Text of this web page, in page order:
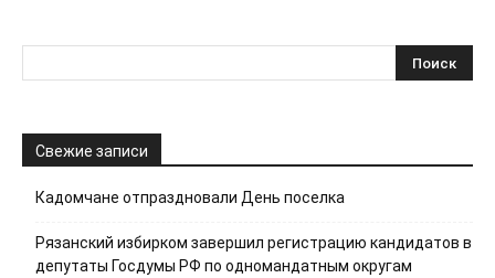
Свежие записи
Кадомчане отпраздновали День поселка
Рязанский избирком завершил регистрацию кандидатов в
депутаты Госдумы РФ по одномандатным округам